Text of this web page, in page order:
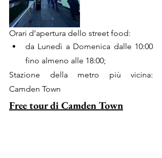
Orari d’apertura dello street food:
da Lunedì a Domenica dalle 10:00
fino almeno alle 18:00;
Stazione della metro più vicina:
Camden Town
Free tour di Camden Town